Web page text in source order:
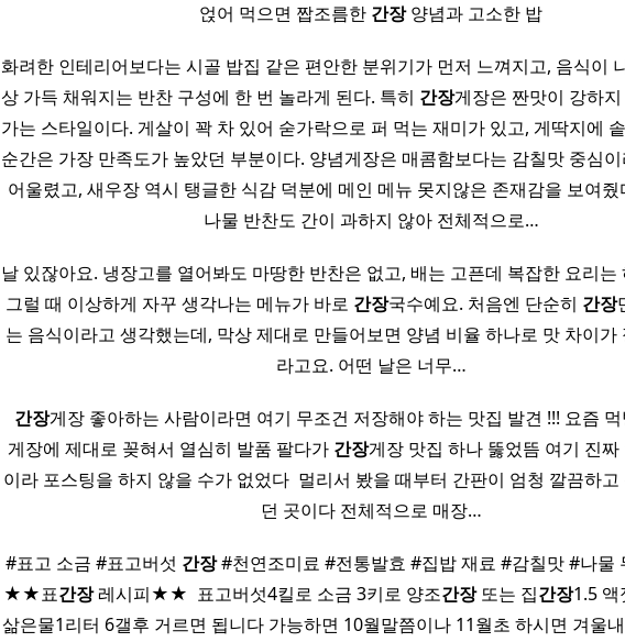
얹어 먹으면 짭조름한 간장양념과 고소한 밥
화려한 인테리어보다는 시골 밥집 같은 편안한 분위기가 먼저 느껴지고, 음식이
상 가득 채워지는 반찬 구성에 한 번 놀라게 된다. 특히 간장게장은 짠맛이 강하
가는 스타일이다. 게살이 꽉 차 있어 숟가락으로 퍼 먹는 재미가 있고, 게딱지에
순간은 가장 만족도가 높았던 부분이다. 양념게장은 매콤함보다는 감칠맛 중심
어울렸고, 새우장 역시 탱글한 식감 덕분에 메인 메뉴 못지않은 존재감을 보여
나물 반찬도 간이 과하지 않아 전체적으로…
날 있잖아요. 냉장고를 열어봐도 마땅한 반찬은 없고, 배는 고픈데 복잡한 요리는
그럴 때 이상하게 자꾸 생각나는 메뉴가 바로 간장국수예요. 처음엔 단순히 간장
는 음식이라고 생각했는데, 막상 제대로 만들어보면 양념 비율 하나로 맛 차이가
라고요. 어떤 날은 너무…
간장게장 좋아하는 사람이라면 여기 무조건 저장해야 하는 맛집 발견 !!! 요즘
게장에 제대로 꽂혀서 열심히 발품 팔다가 간장게장 맛집 하나 뚫었뜸 여기 진짜
이라 포스팅을 하지 않을 수가 없었다 ​ 멀리서 봤을 때부터 간판이 엄청 깔끔하
던 곳이다 전체적으로 매장…
​ #표고 소금 #표고버섯 간장#천연조미료 #전통발효 #집밥 재료 #감칠맛 #나물
★★표간장레시피★★ ​ 표고버섯4킬로 소금 3키로 양조간장또는 집간장1.5 액
삶은물1리터 6갤후 거르면 됩니다 가능하면 10월말쯤이나 11월초 하시면 겨울